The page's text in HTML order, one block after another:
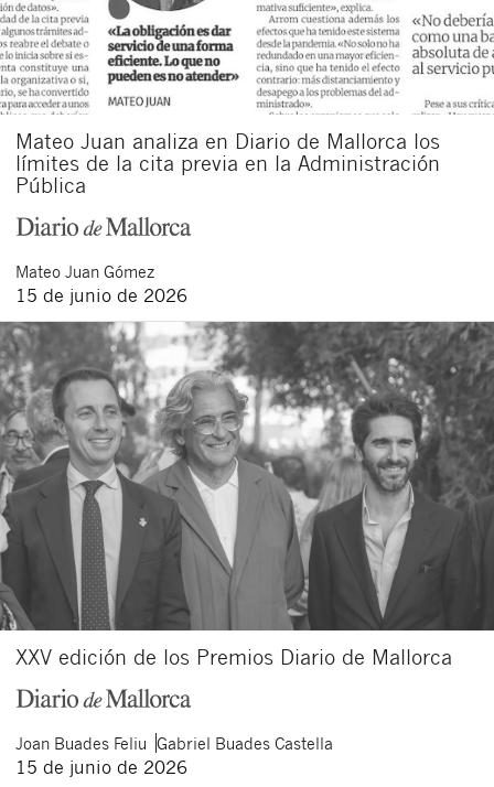
Mateo Juan analiza en Diario de Mallorca los
límites de la cita previa en la Administración
Pública
Mateo Juan Gómez
15 de junio de 2026
XXV edición de los Premios Diario de Mallorca
Joan Buades Feliu Gabriel Buades Castella
15 de junio de 2026